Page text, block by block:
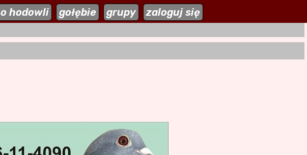
dodaj stronę zaloguj się
o hodowli gołębie grupy zaloguj się